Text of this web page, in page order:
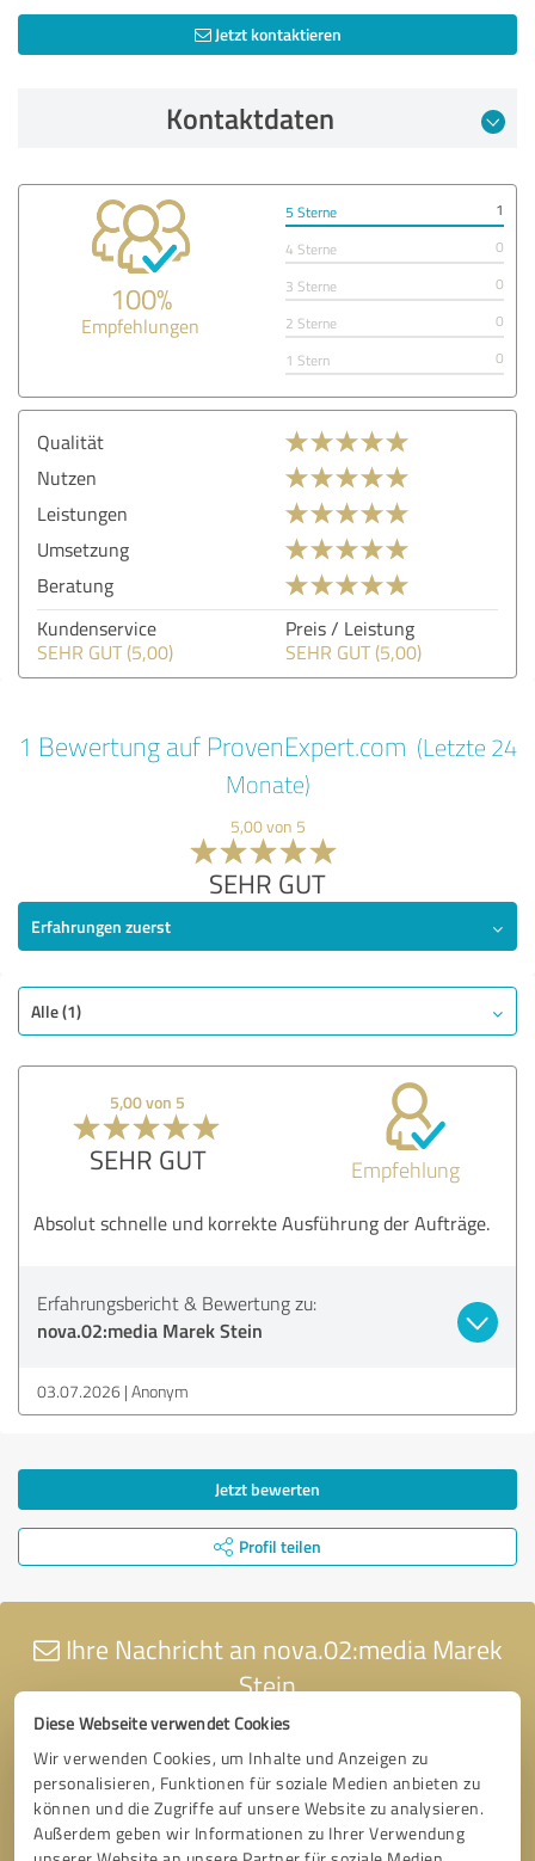
Diese Webseite verwendet Cookies
Wir verwenden Cookies, um Inhalte und Anzeigen zu
personalisieren, Funktionen für soziale Medien anbieten zu
können und die Zugriffe auf unsere Website zu analysieren.
Außerdem geben wir Informationen zu Ihrer Verwendung
Jetzt kontaktieren
Kontaktdaten
100%
Empfehlungen
5 Sterne
1
4 Sterne
0
3 Sterne
0
2 Sterne
0
1 Stern
0
Qualität
Nutzen
Leistungen
Umsetzung
Beratung
Kundenservice
SEHR GUT (5,00)
Preis / Leistung
SEHR GUT (5,00)
1 Bewertung auf ProvenExpert.com (Letzte 24
Monate)
5,00 von 5
SEHR GUT
Erfahrungen zuerst
Alle (1)
5,00 von 5
SEHR GUT Empfehlung
Absolut schnelle und korrekte Ausführung der Aufträge.
Erfahrungsbericht & Bewertung zu:
nova.02:media Marek Stein
03.07.2026 Anonym
Jetzt bewerten
Profil teilen
Ihre Nachricht an nova.02:media Marek
Stein